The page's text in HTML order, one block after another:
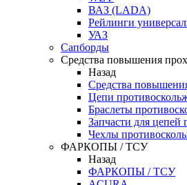
ВАЗ (LADA)
Рейлинги
УАЗ
Сапборды
Средства повышения
Назад
Средства
Цепи
Браслеты
Запчасти для цепей
Чехлы
ФАРКОПЫ / ТСУ
Назад
ФАРКОПЫ / ТСУ